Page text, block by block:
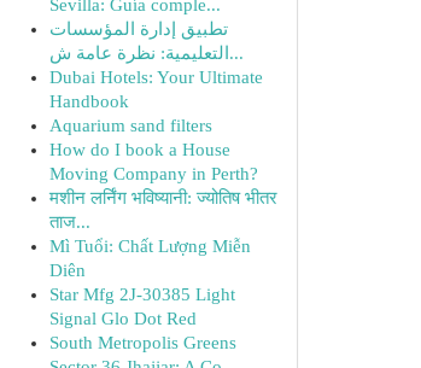
Sevilla: Guía comple...
تطبيق إدارة المؤسسات
التعليمية: نظرة عامة ش...
Dubai Hotels: Your Ultimate
Handbook
Aquarium sand filters
How do I book a House
Moving Company in Perth?
मशीन लर्निंग भविष्यानी: ज्योतिष भीतर
ताज...
Mì Tuổi: Chất Lượng Miễn
Diên
Star Mfg 2J-30385 Light
Signal Glo Dot Red
South Metropolis Greens